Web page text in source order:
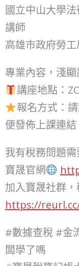
國立中山大學
講師
高雄市政府勞
專業內容，淺
講座地點：
報名方式：
便發佈上課連結
我有稅務問題
寶晟官網
加入寶晟社群
https://
#數據查稅 #金
闆學了嗎